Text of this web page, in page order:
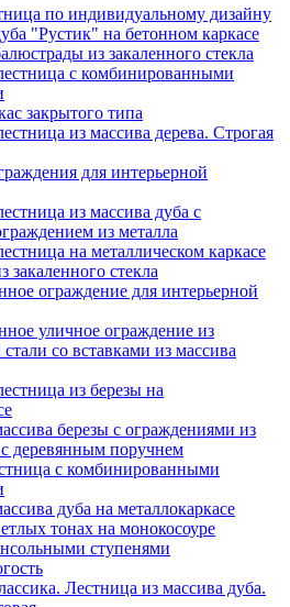
по индивидуальному дизайну
"Рустик" на бетонном каркасе
из закаленного стекла
с комбинированными
закрытого типа
из массива дерева. Строгая
для интерьерной
из массива дуба с
из металла
на металлическом каркасе
закаленного стекла
ограждение для интерьерной
уличное ограждение из
со вставками из массива
из березы на
березы с ограждениями из
деревянным поручнем
с комбинированными
дуба на металлокаркасе
тонах на монокосоуре
ступенями
Лестница из массива дуба.